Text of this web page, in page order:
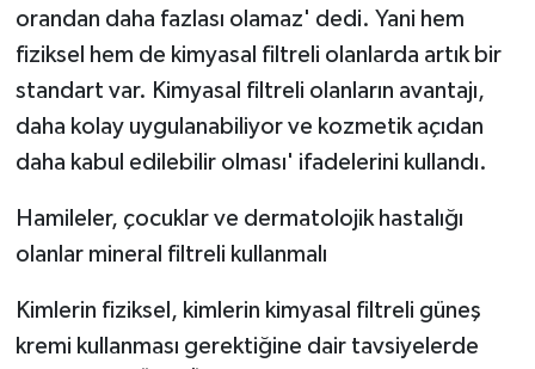
orandan daha fazlası olamaz' dedi. Yani hem
fiziksel hem de kimyasal filtreli olanlarda artık bir
standart var. Kimyasal filtreli olanların avantajı,
daha kolay uygulanabiliyor ve kozmetik açıdan
daha kabul edilebilir olması' ifadelerini kullandı.
Hamileler, çocuklar ve dermatolojik hastalığı
olanlar mineral filtreli kullanmalı
Kimlerin fiziksel, kimlerin kimyasal filtreli güneş
kremi kullanması gerektiğine dair tavsiyelerde